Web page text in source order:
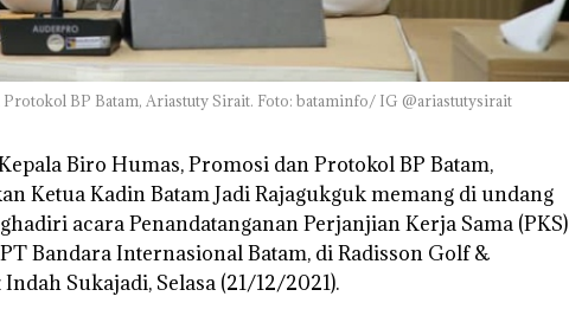
BP Batam, Ariastuty Sirait. Foto: bataminfo/ IG @ariastutysirait
Biro Humas, Promosi dan Protokol BP Batam,
Ketua Kadin Batam Jadi Rajagukguk memang di undang
acara Penandatanganan Perjanjian Kerja Sama (PKS)
Bandara Internasional Batam, di Radisson Golf &
Sukajadi, Selasa (21/12/2021).